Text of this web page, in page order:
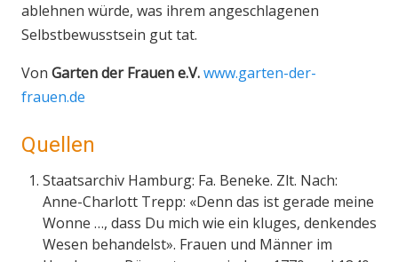
ablehnen würde, was ihrem angeschlagenen
Selbstbewusstsein gut tat.
Von Garten der Frauen e.V.www.garten-der-
frauen.de
Quellen
Staatsarchiv Hamburg: Fa. Beneke. Zlt. Nach:
Anne-Charlott Trepp: «Denn das ist gerade meine
Wonne …, dass Du mich wie ein kluges, denkendes
Wesen behandelst». Frauen und Männer im